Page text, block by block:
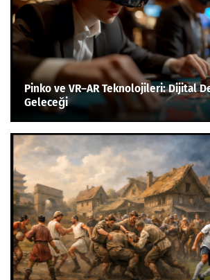
Pinko ve VR–AR Teknolojileri: Dijital
Geleceği